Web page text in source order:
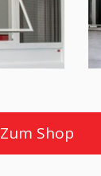
Zum Shop